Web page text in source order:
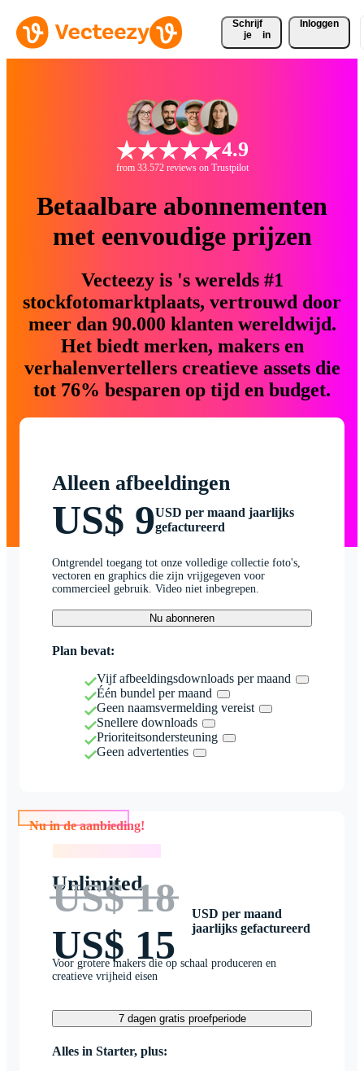
Schrijf
je
in
Inloggen
4.9
from 33.572 reviews on Trustpilot
Betaalbare abonnementen
met eenvoudige prijzen
Vecteezy is 's werelds #1
stockfotomarktplaats, vertrouwd door
meer dan 90.000 klanten wereldwijd.
Het biedt merken, makers en
verhalenvertellers creatieve assets die
tot 76% besparen op tijd en budget.
Alleen afbeeldingen
US$ 9USD per maand jaarlijks
gefactureerd
Ontgrendel toegang tot onze volledige collectie foto's,
vectoren en graphics die zijn vrijgegeven voor
commercieel gebruik. Video niet inbegrepen.
Nu abonneren
Plan bevat:
Vijf afbeeldingsdownloads per maand
Één bundel per maand
Geen naamsvermelding vereist
Snellere downloads
Prioriteitsondersteuning
Geen advertenties
Nu in de aanbieding!
Unlimited
US$ 18
US$ 15
USD per maand
jaarlijks gefactureerd
Voor grotere makers die op schaal produceren en
creatieve vrijheid eisen
7 dagen gratis proefperiode
Alles in Starter, plus: